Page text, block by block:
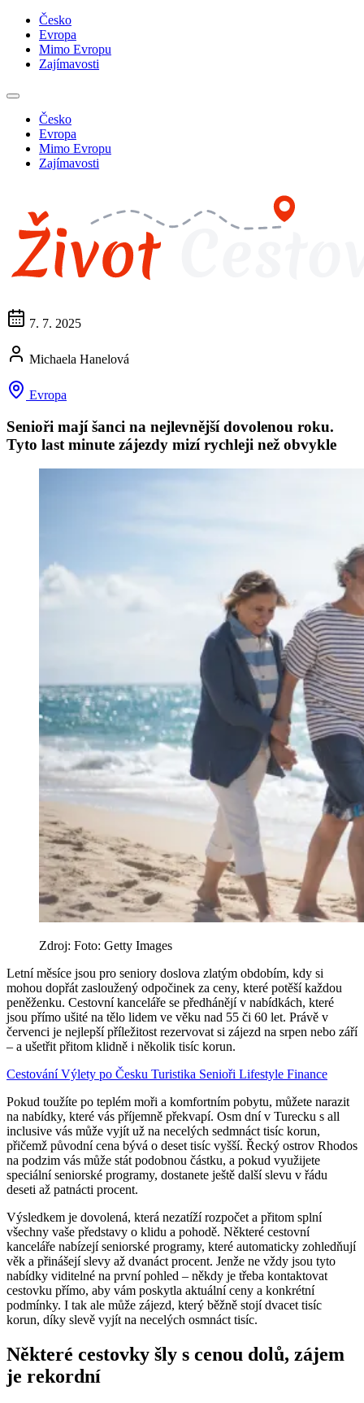
Česko
Evropa
Mimo Evropu
Zajímavosti
Česko
Evropa
Mimo Evropu
Zajímavosti
7. 7. 2025
Michaela Hanelová
Evropa
Senioři mají šanci na nejlevnější dovolenou roku.
Tyto last minute zájezdy mizí rychleji než obvykle
Zdroj: Foto: Getty Images
Letní měsíce jsou pro seniory doslova zlatým obdobím, kdy si
mohou dopřát zasloužený odpočinek za ceny, které potěší každou
peněženku. Cestovní kanceláře se předhánějí v nabídkách, které
jsou přímo ušité na tělo lidem ve věku nad 55 či 60 let. Právě v
červenci je nejlepší příležitost rezervovat si zájezd na srpen nebo září
– a ušetřit přitom klidně i několik tisíc korun.
CestováníVýlety po Česku Turistika Senioři Lifestyle Finance
Pokud toužíte po teplém moři a komfortním pobytu, můžete narazit
na nabídky, které vás příjemně překvapí. Osm dní v Turecku s all
inclusive vás může vyjít už na necelých sedmnáct tisíc korun,
přičemž původní cena bývá o deset tisíc vyšší. Řecký ostrov Rhodos
na podzim vás může stát podobnou částku, a pokud využijete
speciální seniorské programy, dostanete ještě další slevu v řádu
deseti až patnácti procent.
Výsledkem je dovolená, která nezatíží rozpočet a přitom splní
všechny vaše představy o klidu a pohodě. Některé cestovní
kanceláře nabízejí seniorské programy, které automaticky zohledňují
věk a přinášejí slevy až dvanáct procent. Jenže ne vždy jsou tyto
nabídky viditelné na první pohled – někdy je třeba kontaktovat
cestovku přímo, aby vám poskytla aktuální ceny a konkrétní
podmínky. I tak ale může zájezd, který běžně stojí dvacet tisíc
korun, díky slevě vyjít na necelých osmnáct tisíc.
Některé cestovky šly s cenou dolů, zájem
je rekordní